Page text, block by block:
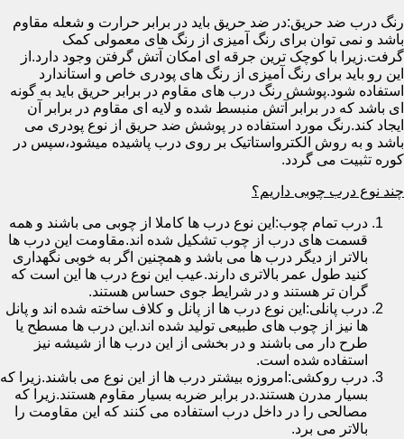
رنگ درب ضد حریق:در ضد حریق باید در برابر حرارت و شعله مقاوم
باشد و نمی توان برای رنگ آمیزی از رنگ های معمولی کمک
گرفت.زیرا با کوچک ترین جرقه ای امکان آتش گرفتن وجود دارد.از
این رو باید برای رنگ آمیزی از رنگ های پودری خاص و استاندارد
استفاده شود.پوشش رنگ درب های مقاوم در برابر حریق باید به گونه
ای باشد که در برابر آتش منبسط شده و لایه ای مقاوم در برابر آن
ایجاد کند.رنگ مورد استفاده در پوشش ضد حریق از نوع پودری می
باشد و به روش الکترواستاتیک بر روی درب پاشیده میشود،سپس در
کوره تثبیت می گردد.
چند نوع درب چوبی داریم؟
درب تمام چوب:این نوع درب ها کاملا از چوبی می باشند و همه
قسمت های درب از چوب تشکیل شده اند.مقاومت این درب ها
بالاتر از دیگر درب ها می باشد و همچنین اگر به خوبی نگهداری
کنید طول عمر بالاتری دارند.عیب این نوع درب ها این است که
گران تر هستند و در شرایط جوی حساس هستند.
درب پانلی:این نوع درب ها از پانل و کلاف ساخته شده اند و پانل
ها نیز از چوب های طبیعی تولید شده اند.این درب ها مسطح یا
طرح دار می باشند و در بخشی از این درب ها از شیشه نیز
استفاده شده است.
درب روکشی:امروزه بیشتر درب ها از این نوع می باشند.زیرا که
بسیار مدرن هستند.در برابر ضربه بسیار مقاوم هستند.زیرا که
مصالحی را در داخل درب استفاده می کنند که این مقاومت را
بالاتر می برد.